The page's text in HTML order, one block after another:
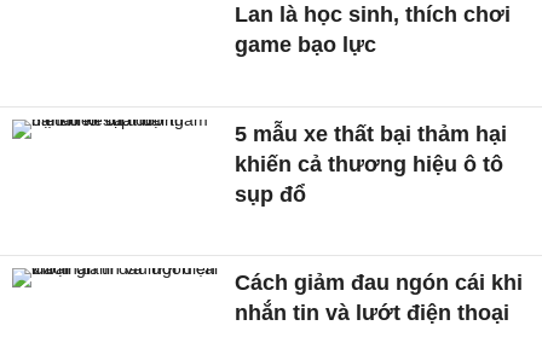
Lan là học sinh, thích chơi
game bạo lực
5 mẫu xe thất bại thảm hại
khiến cả thương hiệu ô tô
sụp đổ
Cách giảm đau ngón cái khi
nhắn tin và lướt điện thoại